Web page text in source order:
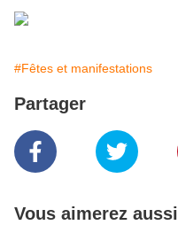
#Fêtes et manifestations
Partager
Vous aimerez aussi